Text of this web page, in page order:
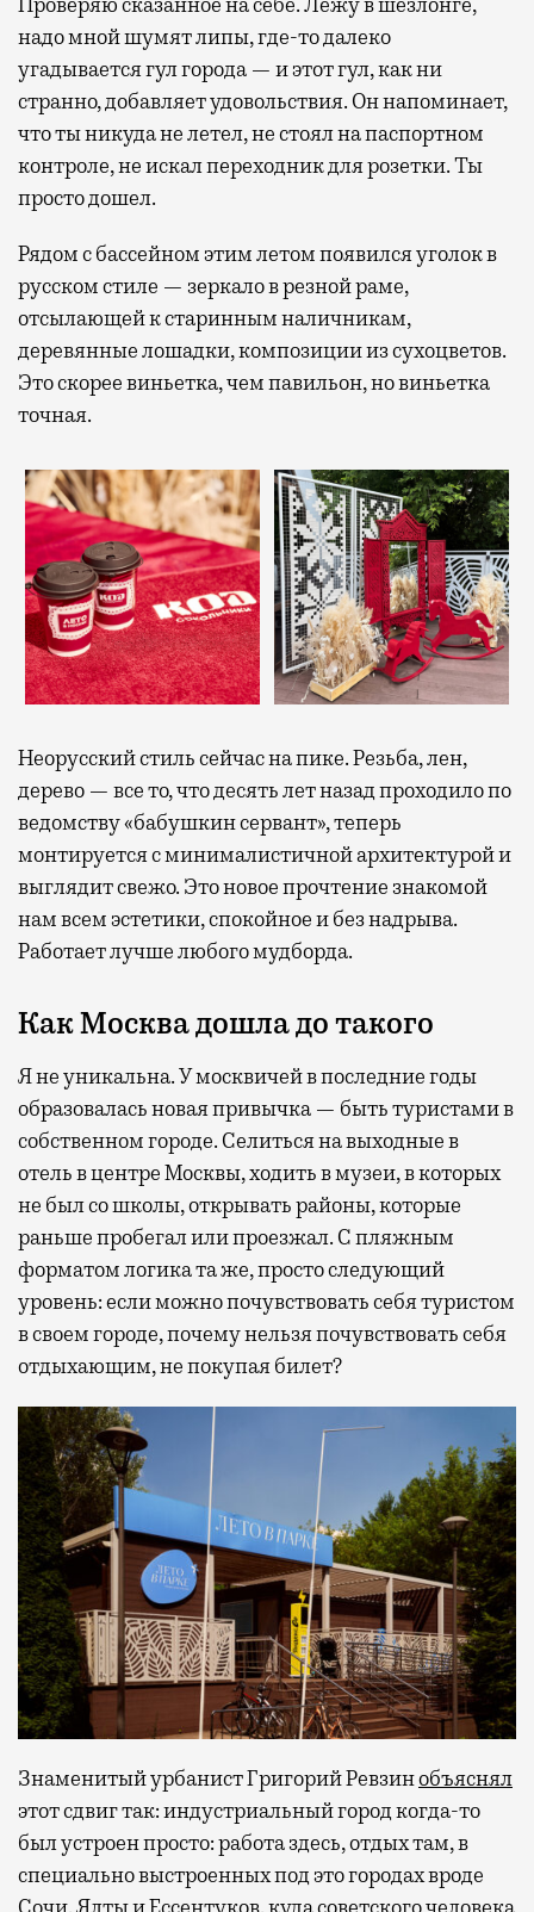
надо мной шумят липы, где-то далеко
угадывается гул города — и этот гул, как ни
странно, добавляет удовольствия. Он напоминает,
что ты никуда не летел, не стоял на паспортном
контроле, не искал переходник для розетки. Ты
просто дошел.
Рядом с бассейном этим летом появился уголок в
русском стиле — зеркало в резной раме,
отсылающей к старинным наличникам,
деревянные лошадки, композиции из сухоцветов.
Это скорее виньетка, чем павильон, но виньетка
точная.
Неорусский стиль сейчас на пике. Резьба, лен,
дерево — все то, что десять лет назад проходило по
ведомству «бабушкин сервант», теперь
монтируется с минималистичной архитектурой и
выглядит свежо. Это новое прочтение знакомой
нам всем эстетики, спокойное и без надрыва.
Работает лучше любого мудборда.
Как Москва дошла до такого
Я не уникальна. У москвичей в последние годы
образовалась новая привычка — быть туристами в
собственном городе. Селиться на выходные в
отель в центре Москвы, ходить в музеи, в которых
не был со школы, открывать районы, которые
раньше пробегал или проезжал. С пляжным
форматом логика та же, просто следующий
уровень: если можно почувствовать себя туристом
в своем городе, почему нельзя почувствовать себя
отдыхающим, не покупая билет?
Знаменитый урбанист Григорий Ревзинобъяснял
этот сдвиг так: индустриальный город когда-то
был устроен просто: работа здесь, отдых там, в
специально выстроенных под это городах вроде
Сочи, Ялты и Ессентуков, куда советского человека